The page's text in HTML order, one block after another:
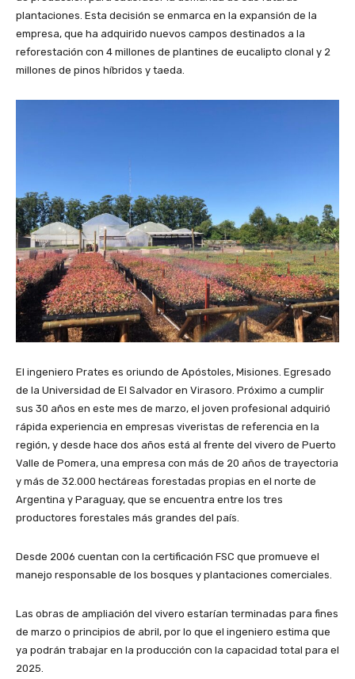
plantaciones. Esta decisión se enmarca en la expansión de la
empresa, que ha adquirido nuevos campos destinados a la
reforestación con 4 millones de plantines de eucalipto clonal y 2
millones de pinos híbridos y taeda.
El ingeniero Prates es oriundo de Apóstoles, Misiones. Egresado
de la Universidad de El Salvador en Virasoro. Próximo a cumplir
sus 30 años en este mes de marzo, el joven profesional adquirió
rápida experiencia en empresas viveristas de referencia en la
región, y desde hace dos años está al frente del vivero de Puerto
Valle de Pomera, una empresa con más de 20 años de trayectoria
y más de 32.000 hectáreas forestadas propias en el norte de
Argentina y Paraguay, que se encuentra entre los tres
productores forestales más grandes del país.
Desde 2006 cuentan con la certificación FSC que promueve el
manejo responsable de los bosques y plantaciones comerciales.
Las obras de ampliación del vivero estarían terminadas para fines
de marzo o principios de abril, por lo que el ingeniero estima que
ya podrán trabajar en la producción con la capacidad total para el
2025.